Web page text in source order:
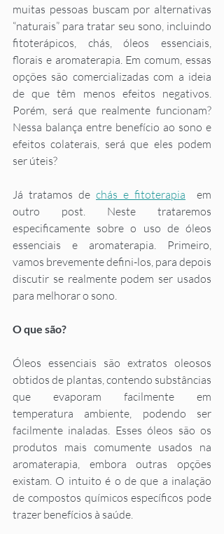
muitas pessoas buscam por alternativas
“naturais” para tratar seu sono, incluindo
fitoterápicos, chás, óleos essenciais,
florais e aromaterapia. Em comum, essas
opções são comercializadas com a ideia
de que têm menos efeitos negativos.
Porém, será que realmente funcionam?
Nessa balança entre benefício ao sono e
efeitos colaterais, será que eles podem
ser úteis?
Já tratamos de chás e fitoterapia
  em
outro post. Neste trataremos
especificamente sobre o uso de óleos
essenciais e aromaterapia. Primeiro,
vamos brevemente defini-los, para depois
discutir se realmente podem ser usados
para melhorar o sono.
O que são?
Óleos essenciais são extratos oleosos
obtidos de plantas, contendo substâncias
que evaporam facilmente em
temperatura ambiente, podendo ser
facilmente inaladas. Esses óleos são os
produtos mais comumente usados na
aromaterapia, embora outras opções
existam. O intuito é o de que a inalação
de compostos químicos específicos pode
trazer benefícios à saúde.